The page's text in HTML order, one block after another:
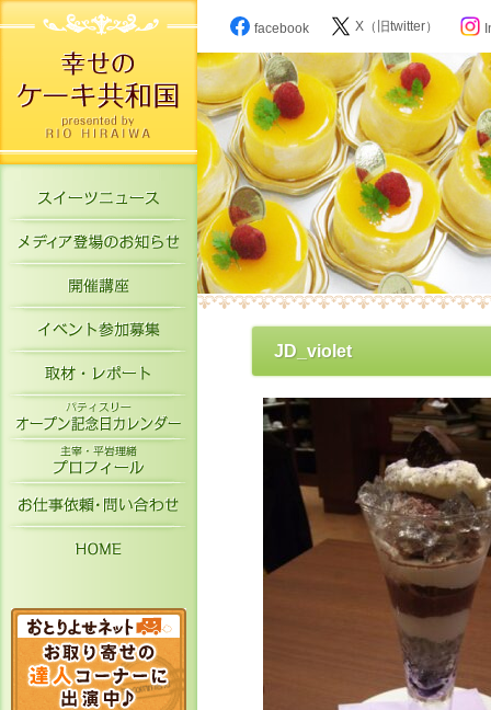
スイーツニュース
メディア登場のお知らせ
開催講座
イベント参加募集
パティスリーオープン記念日カレン
主宰・平岩理緒プロフィール
お仕事依頼・お問い合わせ
facebook X（旧twitter）
JD_violet